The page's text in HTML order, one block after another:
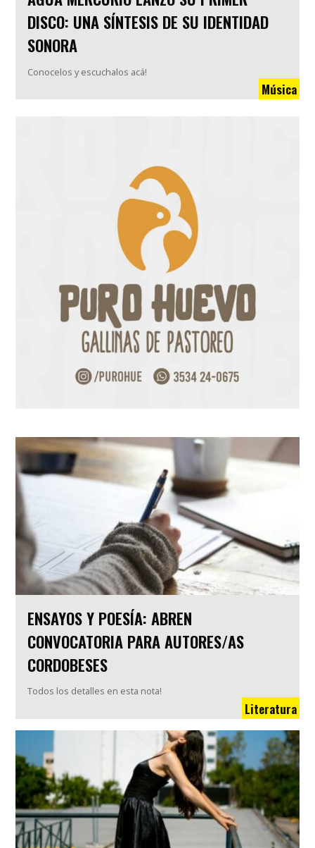
DISCO: UNA SÍNTESIS DE SU IDENTIDAD
SONORA
Conocelos y escuchalos acá!
Música
ENSAYOS Y POESÍA: ABREN
CONVOCATORIA PARA AUTORES/AS
CORDOBESES
Todos los detalles en esta nota!
Literatura